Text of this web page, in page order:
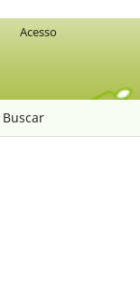
Buscar
Acesso